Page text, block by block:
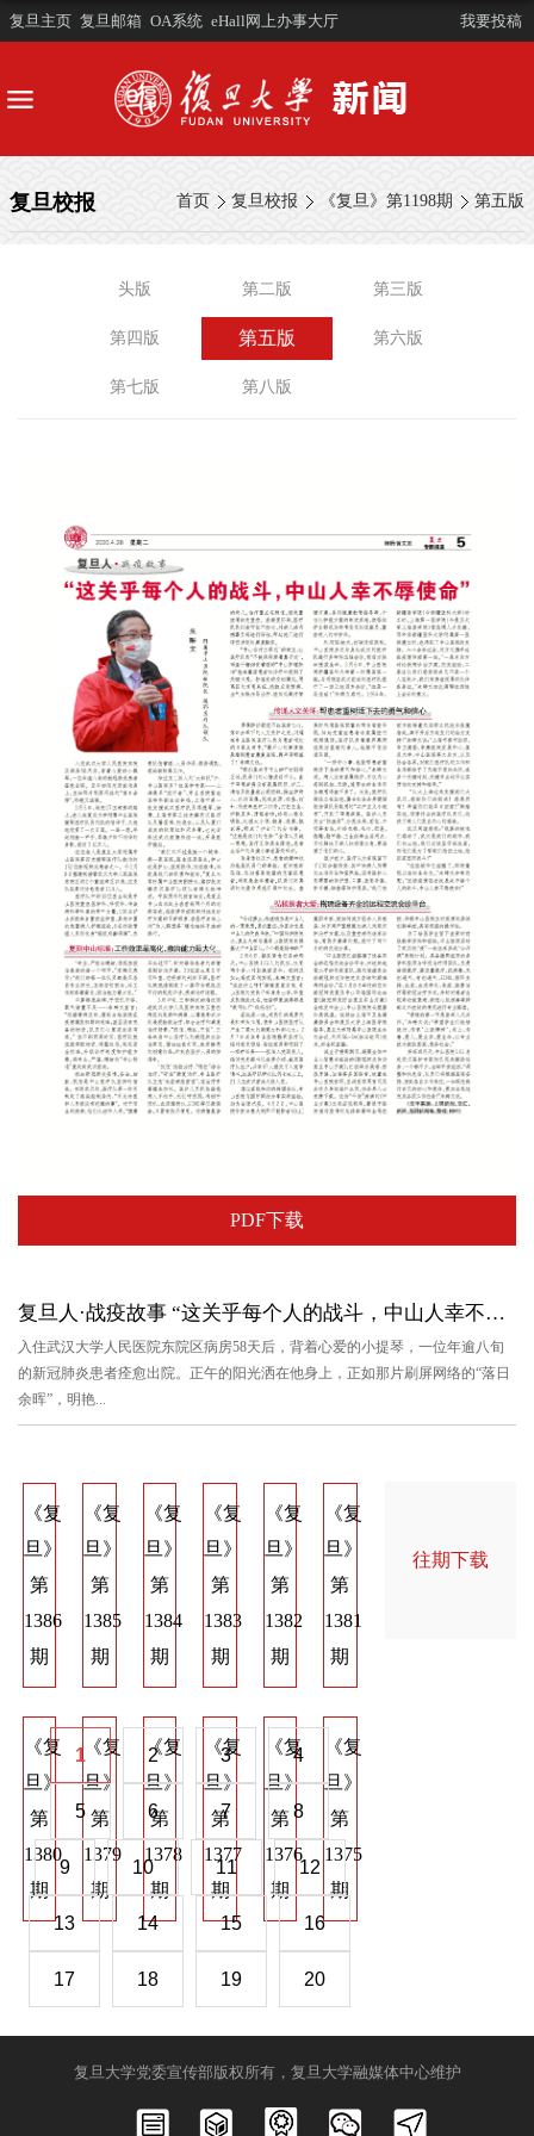
复旦主页 复旦邮箱 OA系统 eHall网上办事大厅 我要投稿
首页 复旦校报 《复旦》第1198期 第五版
复旦校报
头版 第二版 第三版
第四版 第五版 第六版
第七版 第八版
PDF下载
复旦人·战疫故事 “这关乎每个人的战斗，中山人幸不辱使命”
入住武汉大学人民医院东院区病房58天后，背着心爱的小提琴，一位年逾八旬
的新冠肺炎患者痊愈出院。正午的阳光洒在他身上，正如那片刷屏网络的“落日
余晖”，明艳...
《复
旦》
第
1386
期
《复
旦》
第
1385
期
《复
旦》
第
1384
期
《复
旦》
第
1383
期
《复
旦》
第
1382
期
《复
旦》
第
1381
期
《复
旦》
第
1380
期
《复
旦》
第
1379
期
《复
旦》
第
1378
期
《复
旦》
第
1377
期
《复
旦》
第
1376
期
《复
旦》
第
1375
期
旦》
1 2 3 4
5 6 7 8
9 10 11 12
13 14 15 16
17 18 19 20
往期下载
复旦大学党委宣传部版权所有，复旦大学融媒体中心维护